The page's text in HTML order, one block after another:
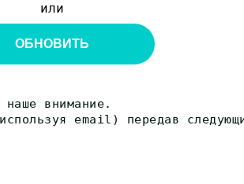
или
ОБНОВИТЬ
внимание.
email) передав